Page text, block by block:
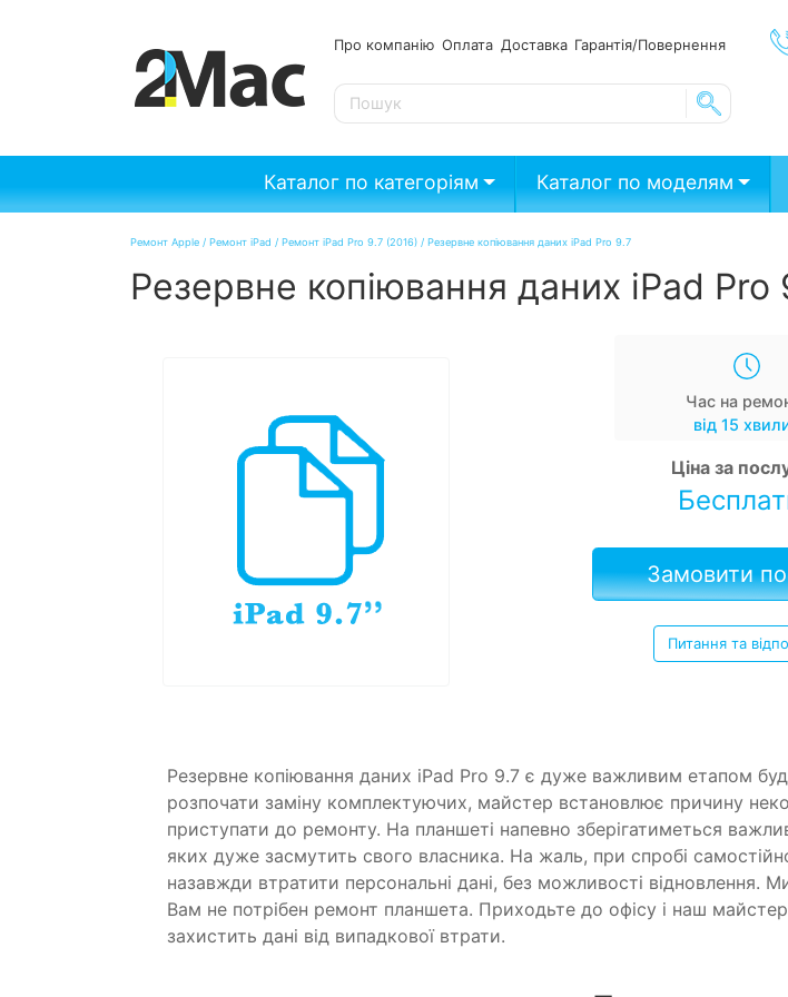
Про компанію Оплата Доставка Гарантія/Повернення
SE
Каталог по категоріям Каталог по моделям
Ремонт Apple / Ремонт iPad / Ремонт iPad Pro 9.7 (2016) / Резервне копіювання даних iPad Pro 9.7
Резервне копіювання даних iPad Pro
Час на
від 15
Ціна за
Замовити
Питання та
Резервне копіювання даних iPad Pro 9.7 є дуже важливим етапом
розпочати заміну комплектуючих, майстер встановлює причину
приступати до ремонту. На планшеті напевно зберігатиметься
яких дуже засмутить свого власника. На жаль, при спробі
назавжди втратити персональні дані, без можливості
Вам не потрібен ремонт планшета. Приходьте до офісу і наш
захистить дані від випадкової втрати.